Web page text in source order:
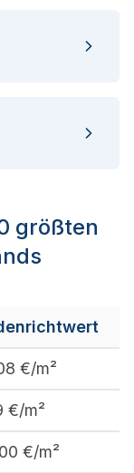
größten
€/m²
€/m²
€/m²